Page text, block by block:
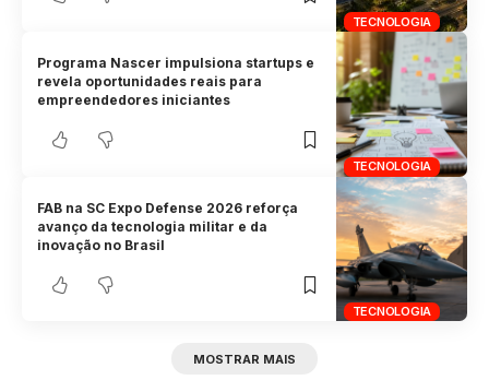
TECNOLOGIA
TECNOLOGIA
Programa Nascer impulsiona startups e
revela oportunidades reais para
empreendedores iniciantes
TECNOLOGIA
FAB na SC Expo Defense 2026 reforça
avanço da tecnologia militar e da
inovação no Brasil
MOSTRAR MAIS